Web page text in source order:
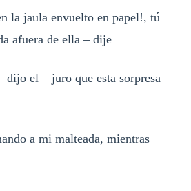
la jaula envuelto en papel!, tú
afuera de ella – dije
el – juro que esta sorpresa
a mi malteada, mientras